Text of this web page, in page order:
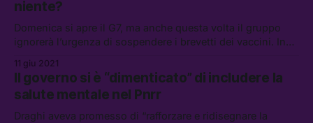
niente?
Domenica si apre il G7, ma anche questa volta il gruppo
ignorerà l’urgenza di sospendere i brevetti dei vaccini. In
teoria del complotto del laboratorio di Wuhan
11 giu 2021
Il governo si è “dimenticato” di includere la
salute mentale nel Pnrr
Draghi aveva promesso di “rafforzare e ridisegnare la